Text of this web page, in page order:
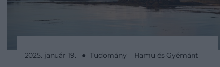
2025. január 19. ● Tudomány Hamu és Gyémánt